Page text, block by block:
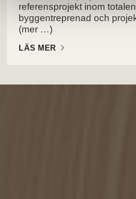
referensprojekt inom
byggentreprenad och
(mer …)
LÄS MER